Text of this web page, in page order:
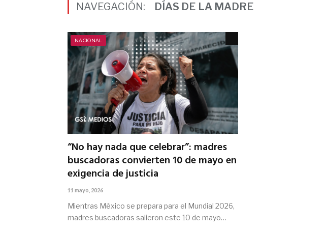
NAVEGACIÓN: DÍAS DE LA MADRE
NACIONAL
“No hay nada que celebrar”: madres
buscadoras convierten 10 de mayo en
exigencia de justicia
11 mayo, 2026
Mientras México se prepara para el Mundial 2026,
madres buscadoras salieron este 10 de mayo…